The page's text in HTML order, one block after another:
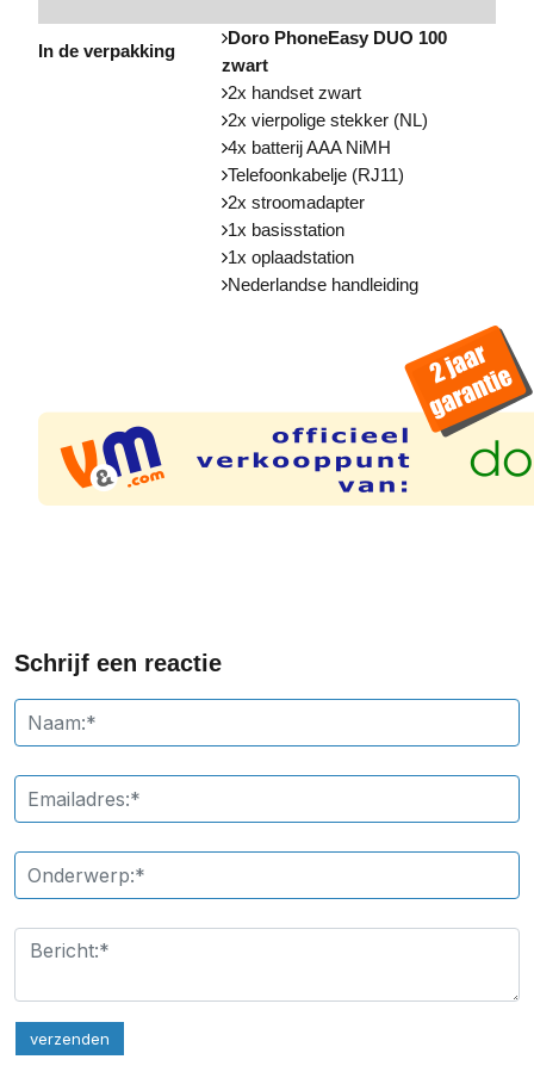
In de verpakking
Doro PhoneEasy DUO 100
zwart
2x handset zwart
2x vierpolige stekker (NL)
4x batterij AAA NiMH
Telefoonkabelje (RJ11)
2x stroomadapter
1x basisstation
1x oplaadstation
Nederlandse handleiding
Schrijf een reactie